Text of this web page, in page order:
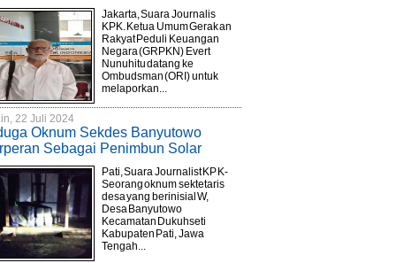
Jakarta, Suara Journalis
KPK. Ketua Umum Gerakan
Rakyat Peduli Keuangan
Negara (GRPKN) Evert
Nunuhitu datang ke
Ombudsman (ORI) untuk
melaporkan...
22 Juli 2024
Oknum Sekdes Banyutowo
Sebagai Penimbun Solar
Pati, Suara Journalist KPK-
Seorang oknum sektetaris
desa yang berinisial W,
Desa Banyutowo
Kecamatan Dukuhseti
Kabupaten Pati, Jawa
Tengah...